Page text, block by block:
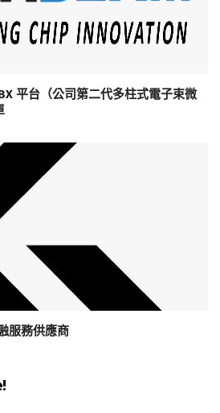
平台（公司第二代多柱式電子束微
服務供應商